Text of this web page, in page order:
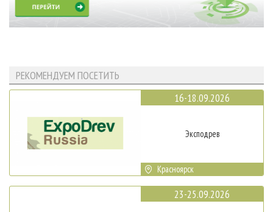
РЕКОМЕНДУЕМ ПОСЕТИТЬ
16-18.09.2026
Эксподрев
Красноярск
23-25.09.2026